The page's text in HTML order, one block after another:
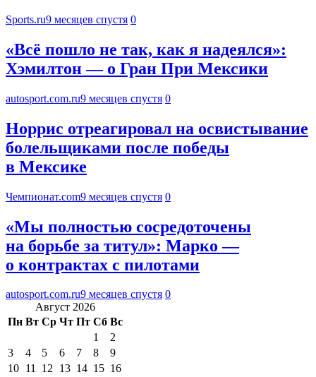
Sports.ru9 месяцев спустя 0
«Всё пошло не так, как я надеялся»:
Хэмилтон — о Гран При Мексики
autosport.com.ru9 месяцев спустя 0
Норрис отреагировал на освистывание
болельщиками после победы
в Мексике
Чемпионат.com9 месяцев спустя 0
«Мы полностью сосредоточены
на борьбе за титул»: Марко —
о контрактах с пилотами
autosport.com.ru9 месяцев спустя 0
Август 2026
Пн Вт Ср Чт Пт Сб Вс
1
2
3
4 5 6 7 8
9
10 11 12 13 14 15 16